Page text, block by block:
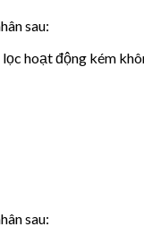
sau:
hoạt động kém
sau: